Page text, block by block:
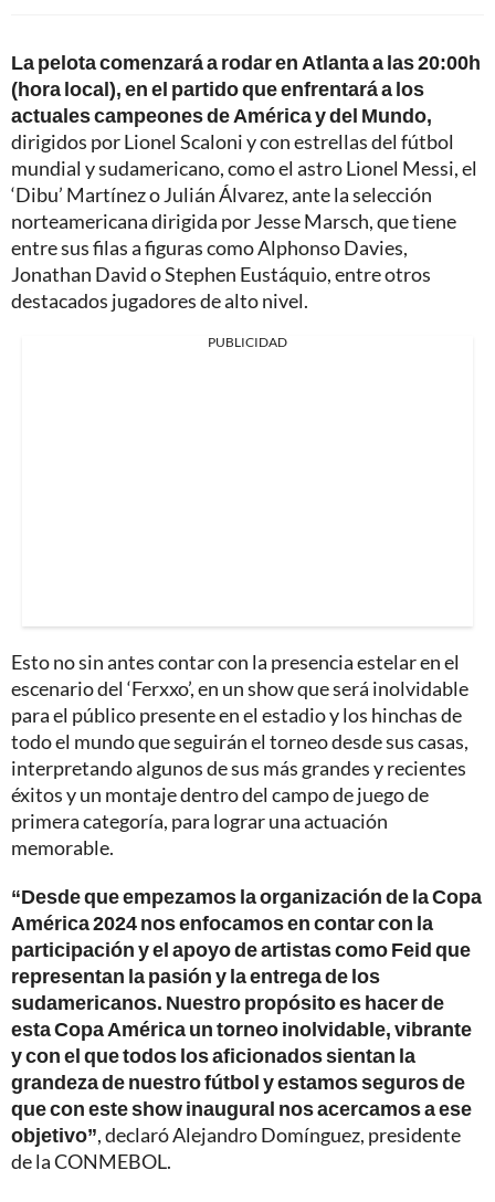
La pelota comenzará a rodar en Atlanta a las 20:00h
(hora local), en el partido que enfrentará a los
actuales campeones de América y del Mundo,
dirigidos por Lionel Scaloni y con estrellas del fútbol
mundial y sudamericano, como el astro Lionel Messi, el
‘Dibu’ Martínez o Julián Álvarez, ante la selección
norteamericana dirigida por Jesse Marsch, que tiene
entre sus filas a figuras como Alphonso Davies,
Jonathan David o Stephen Eustáquio, entre otros
destacados jugadores de alto nivel.
PUBLICIDAD
Esto no sin antes contar con la presencia estelar en el
escenario del ‘Ferxxo’, en un show que será inolvidable
para el público presente en el estadio y los hinchas de
todo el mundo que seguirán el torneo desde sus casas,
interpretando algunos de sus más grandes y recientes
éxitos y un montaje dentro del campo de juego de
primera categoría, para lograr una actuación
memorable.
“Desde que empezamos la organización de la Copa
América 2024 nos enfocamos en contar con la
participación y el apoyo de artistas como Feid que
representan la pasión y la entrega de los
sudamericanos. Nuestro propósito es hacer de
esta Copa América un torneo inolvidable, vibrante
y con el que todos los aficionados sientan la
grandeza de nuestro fútbol y estamos seguros de
que con este show inaugural nos acercamos a ese
objetivo”, declaró Alejandro Domínguez, presidente
de la CONMEBOL.